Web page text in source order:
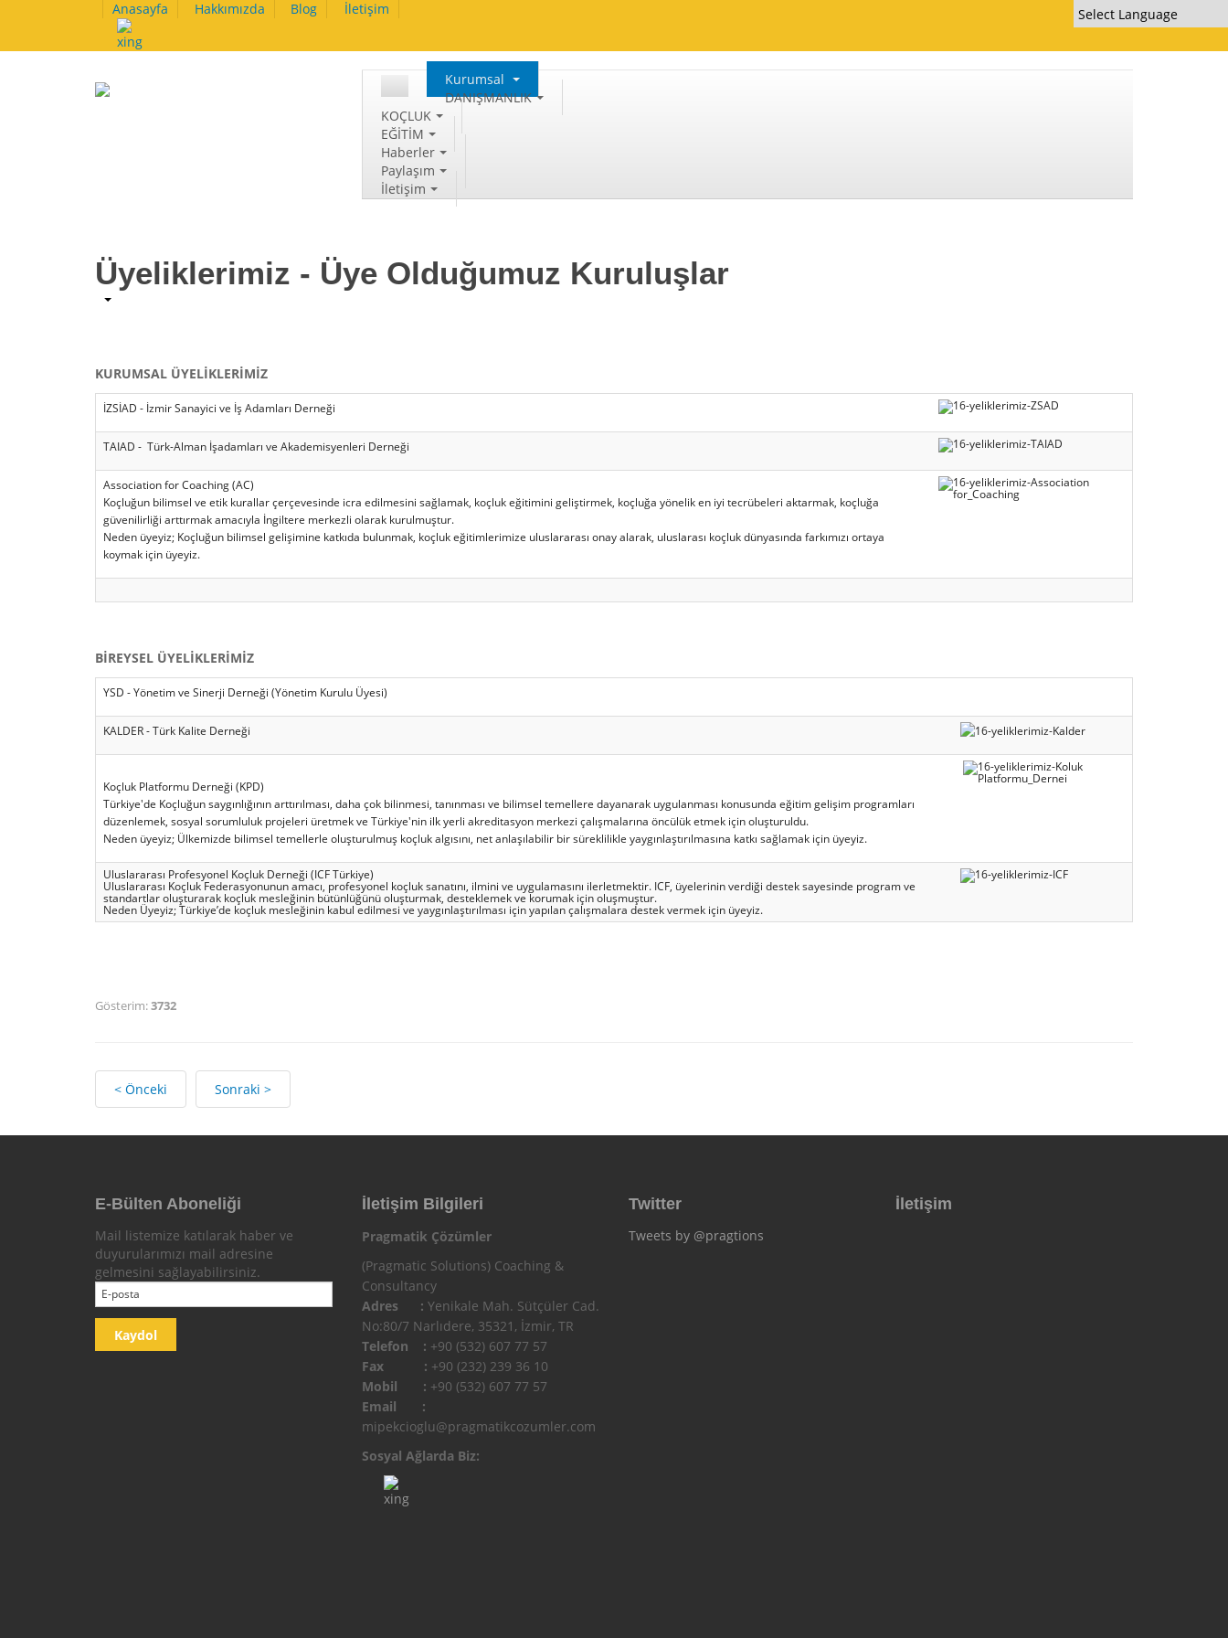
Anasayfa Hakkımızda Blog İletişim
Kurumsal
DANIŞMANLIK
KOÇLUK
EĞİTİM
Haberler
Paylaşım
İletişim
Üyeliklerimiz - Üye Olduğumuz Kuruluşlar
KURUMSAL ÜYELİKLERİMİZ
İZSİAD - İzmir Sanayici ve İş Adamları Derneği
TAIAD - Türk-Alman İşadamları ve Akademisyenleri Derneği
Association for Coaching (AC)
Koçluğun bilimsel ve etik kurallar çerçevesinde icra edilmesini sağlamak, koçluk eğitimini geliştirmek, koçluğa yönelik en iyi tecrübeleri aktarmak, koçluğa
güvenilirliği arttırmak amacıyla İngiltere merkezli olarak kurulmuştur.
Neden üyeyiz; Koçluğun bilimsel gelişimine katkıda bulunmak, koçluk eğitimlerimize uluslararası onay alarak, uluslarası koçluk dünyasında farkımızı ortaya
koymak için üyeyiz.
BİREYSEL ÜYELİKLERİMİZ
YSD - Yönetim ve Sinerji Derneği (Yönetim Kurulu Üyesi)
KALDER - Türk Kalite Derneği
Koçluk Platformu Derneği (KPD)
Türkiye'de Koçluğun saygınlığının arttırılması, daha çok bilinmesi, tanınması ve bilimsel temellere dayanarak uygulanması konusunda eğitim gelişim programları
düzenlemek, sosyal sorumluluk projeleri üretmek ve Türkiye'nin ilk yerli akreditasyon merkezi çalışmalarına öncülük etmek için oluşturuldu.
Neden üyeyiz; Ülkemizde bilimsel temellerle oluşturulmuş koçluk algısını, net anlaşılabilir bir süreklilikle yaygınlaştırılmasına katkı sağlamak için üyeyiz.
Uluslararası Profesyonel Koçluk Derneği (ICF Türkiye)
Uluslararası Koçluk Federasyonunun amacı, profesyonel koçluk sanatını, ilmini ve uygulamasını ilerletmektir. ICF, üyelerinin verdiği destek sayesinde program ve
standartlar oluşturarak koçluk mesleğinin bütünlüğünü oluşturmak, desteklemek ve korumak için oluşmuştur.
Neden Üyeyiz; Türkiye’de koçluk mesleğinin kabul edilmesi ve yaygınlaştırılması için yapılan çalışmalara destek vermek için üyeyiz.
Gösterim:3732
< Önceki Sonraki >
E-Bülten Aboneliği
Mail listemize katılarak haber ve
duyurularımızı mail adresine
gelmesini sağlayabilirsiniz.
İletişim Bilgileri
Pragmatik Çözümler
(Pragmatic Solutions) Coaching &
Consultancy
Adres : Yenikale Mah. Sütçüler Cad.
No:80/7 Narlıdere, 35321, İzmir, TR
Telefon : +90 (532) 607 77 57
Fax : +90 (232) 239 36 10
Mobil : +90 (532) 607 77 57
Email :
mipekcioglu@pragmatikcozumler.com
Sosyal Ağlarda Biz:
Twitter
Tweets by @pragtions
İletişim